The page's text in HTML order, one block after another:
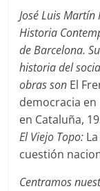
José Luis
Historia
de Barcelona.
historia del
obras son El
democracia en
en Cataluña,
El Viejo Topo:
cuestión
Centramos